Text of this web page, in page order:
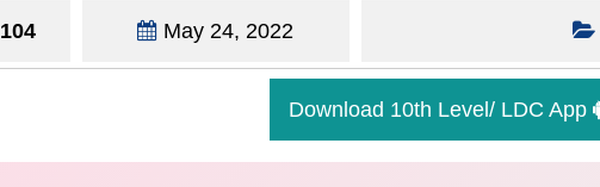
May 24, 2022
Download 10th Level/ LDC App